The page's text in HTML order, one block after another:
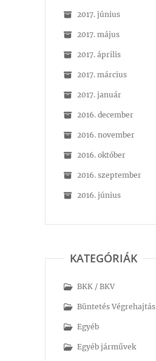
2017. június
2017. május
2017. április
2017. március
2017. január
2016. december
2016. november
2016. október
2016. szeptember
2016. június
KATEGÓRIÁK
BKK / BKV
Büntetés Végrehajtás
Egyéb
Egyéb járművek